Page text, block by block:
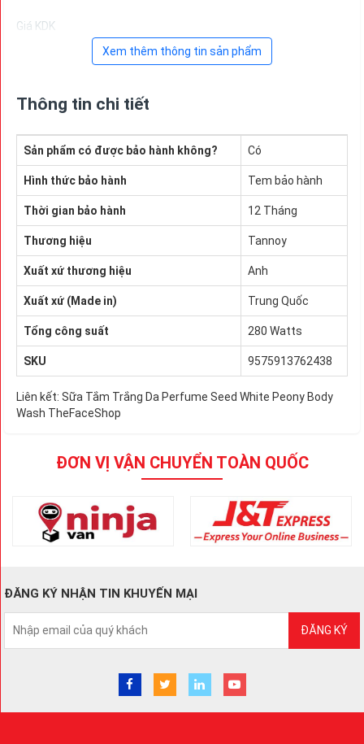
Giá KDK
Xem thêm thông tin sản phẩm
Thông tin chi tiết
Sản phẩm có được bảo hành không? Có
Hình thức bảo hành Tem bảo hành
Thời gian bảo hành 12 Tháng
Thương hiệu Tannoy
Xuất xứ thương hiệu Anh
Xuất xứ (Made in) Trung Quốc
Tổng công suất 280 Watts
SKU 9575913762438
Liên kết: Sữa Tắm Trắng Da Perfume Seed White Peony Body
Wash TheFaceShop
ĐƠN VỊ VẬN CHUYỂN TOÀN QUỐC
ĐĂNG KÝ NHẬN TIN KHUYẾN MẠI
ĐĂNG KÝ